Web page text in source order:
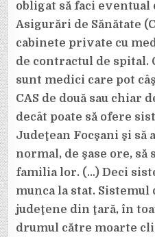
obligat să faci eventual
Asigurări de Sănătate
cabinete private cu
de contractul de spital.
sunt medici care pot
CAS de două sau chiar
decât poate să ofere
Judeţean Focşani şi să
normal, de şase ore, să
familia lor. (…) Deci
munca la stat.
judeţene din ţară, în
drumul către moarte